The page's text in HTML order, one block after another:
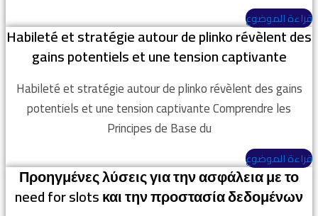
قراءة الموضوع
Habileté et stratégie autour de plinko révèlent des
gains potentiels et une tension captivante
Habileté et stratégie autour de plinko révèlent des gains
potentiels et une tension captivante Comprendre les
Principes de Base du
قراءة الموضوع
Προηγμένες λύσεις για την ασφάλεια με το
need for slots και την προστασία δεδομένων